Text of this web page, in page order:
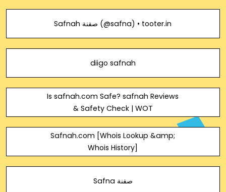
Safnah صفنة (@safna) • tooter.in
diigo safnah
Is safnah.com Safe? safnah Reviews
& Safety Check | WOT
Safnah.com [Whois Lookup &amp;
Whois History]
Safna صفنة